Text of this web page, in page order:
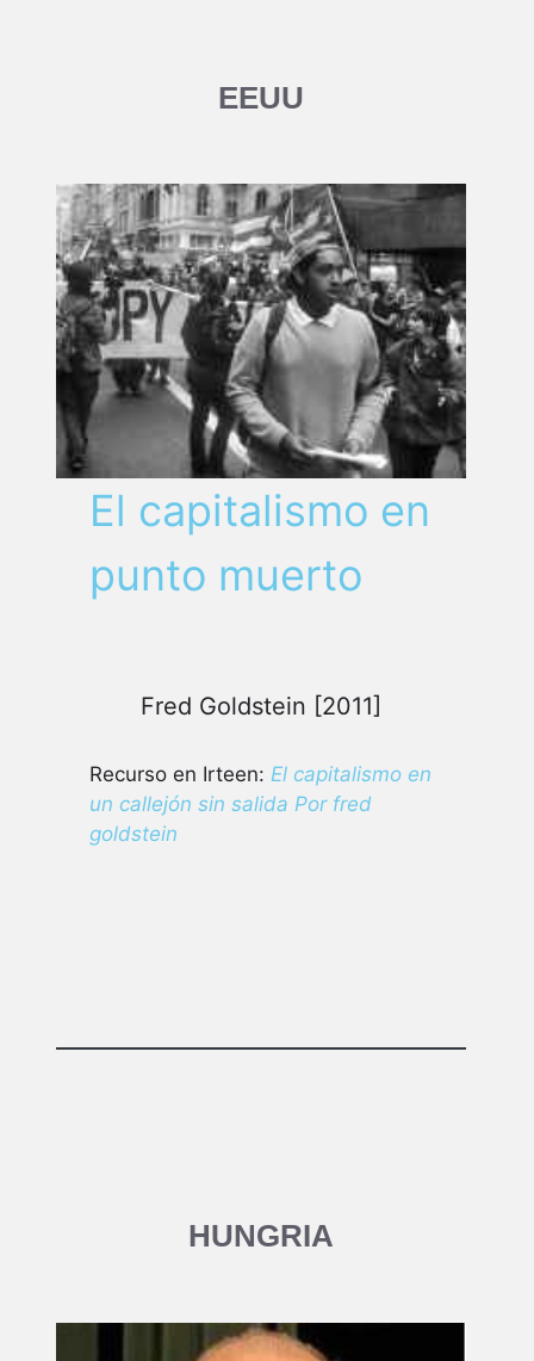
EEUU
El capitalismo en
punto muerto
Fred Goldstein [2011]
Recurso en Irteen: El capitalismo en
un callejón sin salida Por fred
goldstein
HUNGRIA